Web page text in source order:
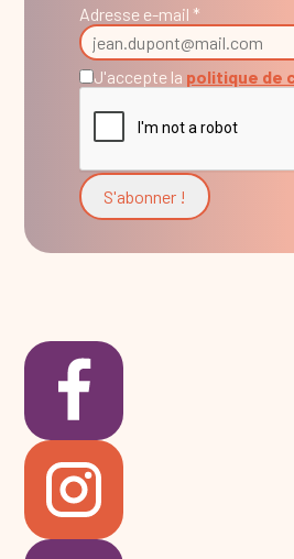
Adresse e-mail *
J'accepte la politique de